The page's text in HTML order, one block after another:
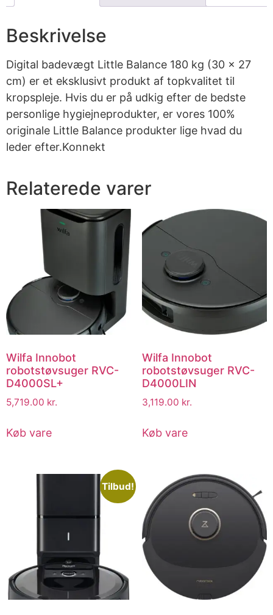
Beskrivelse
Digital badevægt Little Balance 180 kg (30 x 27
cm) er et eksklusivt produkt af topkvalitet til
kropspleje. Hvis du er på udkig efter de bedste
personlige hygiejneprodukter, er vores 100%
originale Little Balance produkter lige hvad du
leder efter.Konnekt
Relaterede varer
Wilfa Innobot
robotstøvsuger RVC-
D4000SL+
5,719.00 kr.
Køb vare
Wilfa Innobot
robotstøvsuger RVC-
D4000LIN
3,119.00 kr.
Køb vare
Tilbud!